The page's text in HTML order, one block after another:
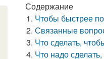
Содержание
Чтобы быстрее
Связанные
Что сделать,
Что надо